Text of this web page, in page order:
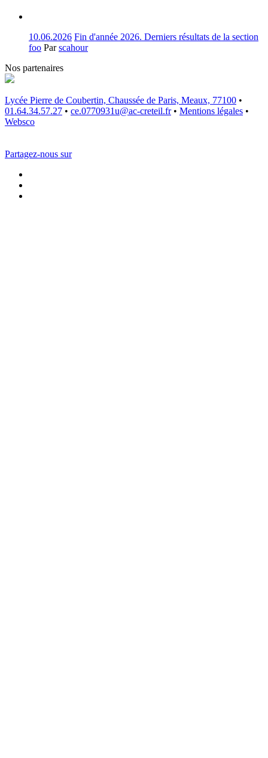
10.06.2026 Fin d'année 2026. Derniers résultats de la section
foo Parscahour
Nos partenaires
Lycée Pierre de Coubertin, Chaussée de Paris, Meaux, 77100 •
01.64.34.57.27 • ce.0770931u@ac-creteil.fr • Mentions légales •
Websco
Partagez-nous sur